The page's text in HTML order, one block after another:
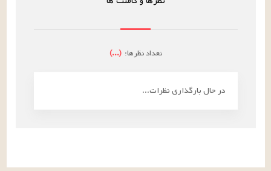
تعداد نظرها: (
...
)
در حال بارگذاری نظرات...